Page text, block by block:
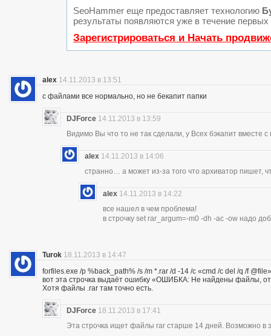
SeoHammer еще предоставляет технологию
результаты появляются уже в течение первых
Зарегистрироваться и Начать
alex 14.11.2013 в 13:51
с файлами все нормально, но не бекапит папки
DJForce 14.11.2013 в 13:59
Видимо Вы что то не так сделали, у Всех бэкапит вместе с
alex 14.11.2013 в 14:06
странно… а может из-за того что архиватор пишет,
alex 14.11.2013 в 14:22
все нашел в чем проблема!
в строчку set rar_argum=-m0 -dh -ac -ow надо
Turok 18.11.2013 в 14:47
forfiles.exe /p %back_path% /s /m *.rar /d -14 /c «cmd /c del /q /f
вот эта строчка выдаёт ошибку «ОШИБКА: Не найдены файлы,
Хотя файлы .rar там точно есть.
DJForce 18.11.2013 в 17:41
Эта строчка ищет файлы rar старше 14 дней. Возможно в